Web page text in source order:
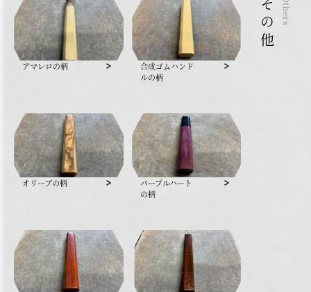
Others
その他
アマレロの柄
合成ゴムハンド
ルの柄
オリーブの柄
パープルハート
の柄